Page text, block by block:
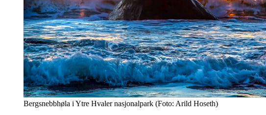
Bergsnebbhøla i Ytre Hvaler nasjonalpark (Foto: Arild Hoseth)